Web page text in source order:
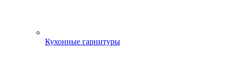
Кухонные гарнитуры